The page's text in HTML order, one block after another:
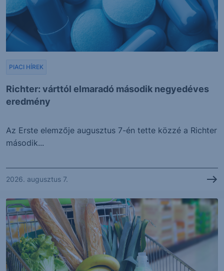
Richter: várttól elmaradó második negyedéves
eredmény
PIACI HÍREK
Az Erste elemzője augusztus 7-én tette közzé a Richter
második...
2026. augusztus 7.